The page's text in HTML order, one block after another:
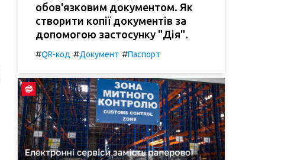
обов'язковим документом. Як
створити копії документів за
допомогою застосунку "Дія".
#QR-код #Документ #Паспорт